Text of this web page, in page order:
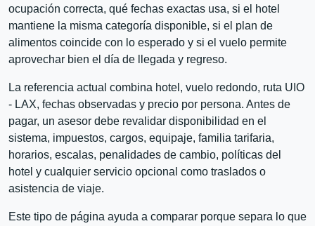
ocupación correcta, qué fechas exactas usa, si el hotel
mantiene la misma categoría disponible, si el plan de
alimentos coincide con lo esperado y si el vuelo permite
aprovechar bien el día de llegada y regreso.
La referencia actual combina hotel, vuelo redondo, ruta UIO
- LAX, fechas observadas y precio por persona. Antes de
pagar, un asesor debe revalidar disponibilidad en el
sistema, impuestos, cargos, equipaje, familia tarifaria,
horarios, escalas, penalidades de cambio, políticas del
hotel y cualquier servicio opcional como traslados o
asistencia de viaje.
Este tipo de página ayuda a comparar porque separa lo que